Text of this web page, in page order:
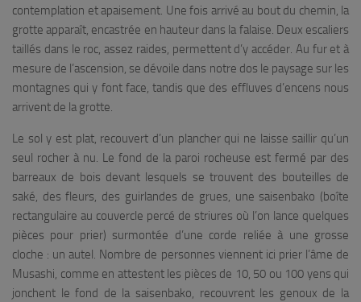
contemplation et apaisement. Une fois arrivé au bout du chemin, la
grotte apparaît, encastrée en hauteur dans la falaise. Deux escaliers
taillés dans le roc, assez raides, permettent d’y accéder. Au fur et à
mesure de l’ascension, se dévoile dans notre dos le paysage sur les
montagnes qui y font face, tandis que des effluves d’encens nous
arrivent de la grotte.
Le sol y est plat, recouvert d’un plancher qui ne laisse saillir qu’un
seul rocher à nu. Le fond de la paroi rocheuse est fermé par des
barreaux de bois devant lesquels se trouvent des bouteilles de
saké, des fleurs, des guirlandes de grues, une saisenbako (boîte
rectangulaire au couvercle percé de striures où l’on lance quelques
pièces pour prier) surmontée d’une corde reliée à une grosse
cloche : un autel. Nombre de personnes viennent ici prier l’âme de
Musashi, comme en attestent les pièces de 10, 50 ou 100 yens qui
jonchent le fond de la saisenbako, recouvrent les genoux de la